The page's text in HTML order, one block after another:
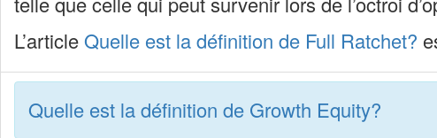
L’articleQuelle est la définition de Full Ratchet?
Quelle est la définition de Growth Equity?